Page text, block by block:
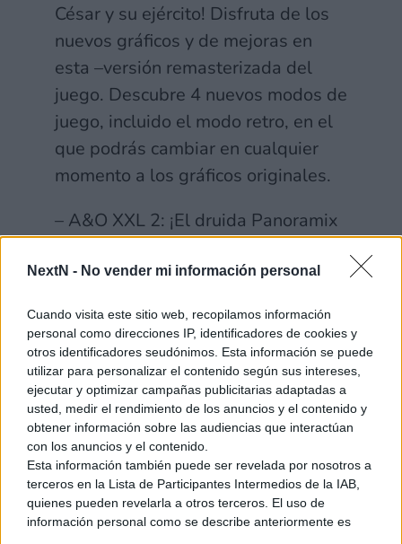
NextN - No vender mi información personal
Cuando visita este sitio web, recopilamos información
personal como direcciones IP, identificadores de cookies y
otros identificadores seudónimos. Esta información se puede
utilizar para personalizar el contenido según sus intereses,
ejecutar y optimizar campañas publicitarias adaptadas a
usted, medir el rendimiento de los anuncios y el contenido y
obtener información sobre las audiencias que interactúan
con los anuncios y el contenido.
Esta información también puede ser revelada por nosotros a
terceros en la Lista de Participantes Intermedios de la IAB,
quienes pueden revelarla a otros terceros. El uso de
información personal como se describe anteriormente es
César y su ejército! Disfruta de los
nuevos gráficos y de mejoras en
esta –versión remasterizada del
juego. Descubre 4 nuevos modos de
juego, incluido el modo retro, en el
que podrás cambiar en cualquier
momento a los gráficos originales.
– A&O XXL 2: ¡El druida Panoramix
con los romanos! Descubre la
misteriosa traición y no olvides dar
una bofetada a los romanos por el
camino.
– A&O XXL 3: El Menhir de Cristal:
Descubre la última aventura de
Astérix y Obélix y los increíbles
poderes del Menhir de Cristal. ¡Esta
vez experimenta un modo